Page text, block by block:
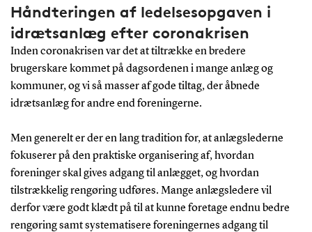
Håndteringen af ledelsesopgaven i
idrætsanlæg efter coronakrisen
Inden coronakrisen var det at tiltrække en bredere
brugerskare kommet på dagsordenen i mange anlæg og
kommuner, og vi så masser af gode tiltag, der åbnede
idrætsanlæg for andre end foreningerne.
Men generelt er der en lang tradition for, at anlægslederne
fokuserer på den praktiske organisering af, hvordan
foreninger skal gives adgang til anlægget, og hvordan
tilstrækkelig rengøring udføres. Mange anlægsledere vil
derfor være godt klædt på til at kunne foretage endnu bedre
rengøring samt systematisere foreningernes adgang til